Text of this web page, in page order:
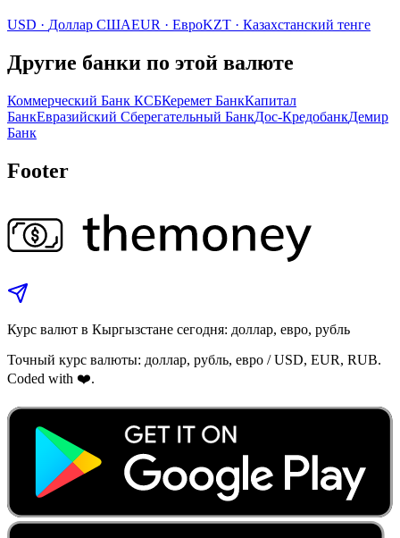
USD · Доллар СШАEUR · ЕвроKZT · Казахстанский тенге
Другие банки по этой валюте
Коммерческий Банк КСБКеремет БанкКапитал
БанкЕвразийский Сберегательный БанкДос-КредобанкДемир
Банк
Footer
Курс валют в Кыргызстане сегодня: доллар, евро, рубль
Точный курс валюты: доллар, рубль, евро / USD, EUR, RUB.
Coded with ❤️.